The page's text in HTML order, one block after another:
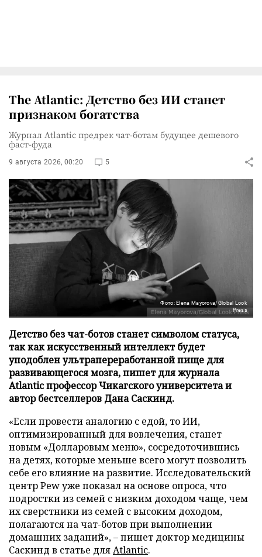
The Atlantic: Детство без ИИ станет
признаком богатства
Журнал Atlantic предрек чат-ботам будущее дешевого
фаст-фуда
9 августа 2026, 00:20 5
Фото: Elena Mayorova/Global Look
Press
Детство без чат-ботов станет символом статуса,
так как искусственный интеллект будет
уподоблен ультрапереработанной пище для
развивающегося мозга, пишет для журнала
Atlantic профессор Чикагского университета и
автор бестселлеров Дана Саскинд.
«Если провести аналогию с едой, то ИИ,
оптимизированный для вовлечения, станет
новым «Долларовым меню», сосредоточившись
на детях, которые меньше всего могут позволить
себе его влияние на развитие. Исследовательский
центр Pew уже показал на основе опроса, что
подростки из семей с низким доходом чаще, чем
их сверстники из семей с высоким доходом,
полагаются на чат-ботов при выполнении
домашних заданий», – пишет доктор медицины
Саскинд в статье дляAtlantic.